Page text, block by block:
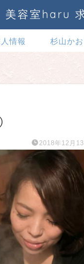
美容室haru
情報 杉山か
2018年12月13